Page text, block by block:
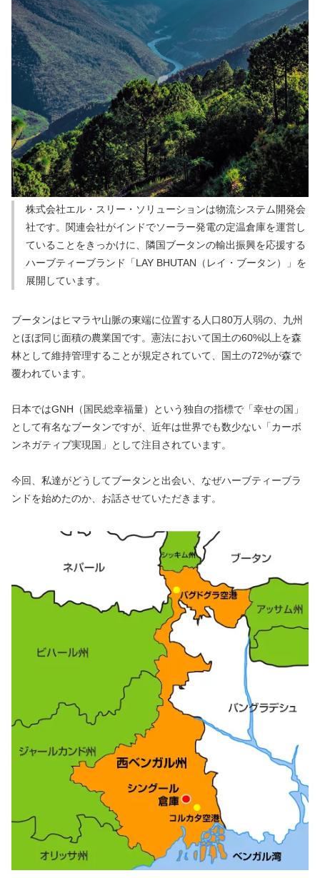
株式会社エル・スリー・ソリューションは物流システム開発会
社です。関連会社がインドでソーラー発電の定温倉庫を運営し
ていることをきっかけに、隣国ブータンの輸出振興を応援する
ハーブティーブランド「LAY BHUTAN（レイ・ブータン）」を
展開しています。
ブータンはヒマラヤ山脈の東端に位置する人口80万人弱の、九州
とほぼ同じ面積の農業国です。憲法において国土の60%以上を森
林として維持管理することが規定されていて、国土の72%が森で
覆われています。
日本ではGNH（国民総幸福量）という独自の指標で「幸せの国」
として有名なブータンですが、近年は世界でも数少ない「カーボ
ンネガティブ実現国」として注目されています。
今回、私達がどうしてブータンと出会い、なぜハーブティーブラ
ンドを始めたのか、お話させていただきます。